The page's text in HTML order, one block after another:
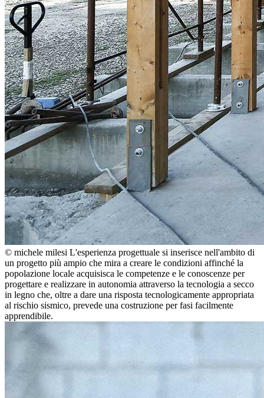
© michele milesi L'esperienza progettuale si inserisce nell'ambito di
un progetto più ampio che mira a creare le condizioni affinché la
popolazione locale acquisisca le competenze e le conoscenze per
progettare e realizzare in autonomia attraverso la tecnologia a secco
in legno che, oltre a dare una risposta tecnologicamente appropriata
al rischio sismico, prevede una costruzione per fasi facilmente
apprendibile.